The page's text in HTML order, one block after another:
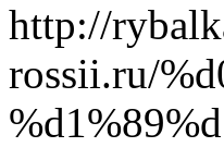
http://
rossii.ru/